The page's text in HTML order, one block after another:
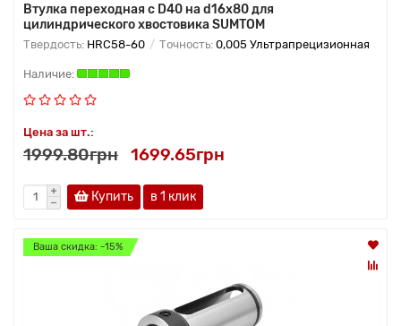
Втулка переходная с D40 на d16х80 для
цилиндрического хвостовика SUMTOM
Твердость: HRC58-60 Точность: 0,005 Ультрапрецизионная
Цена за шт.:
1999.80грн 1699.65грн
Купить в 1 клик
Ваша скидка: -15%